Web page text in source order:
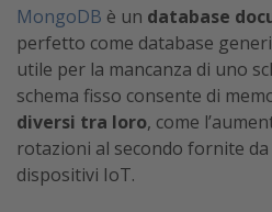
MongoDB è un database
perfetto come database
utile per la mancanza di uno
schema fisso consente di
diversi tra loro, come
rotazioni al secondo fornite
dispositivi IoT.